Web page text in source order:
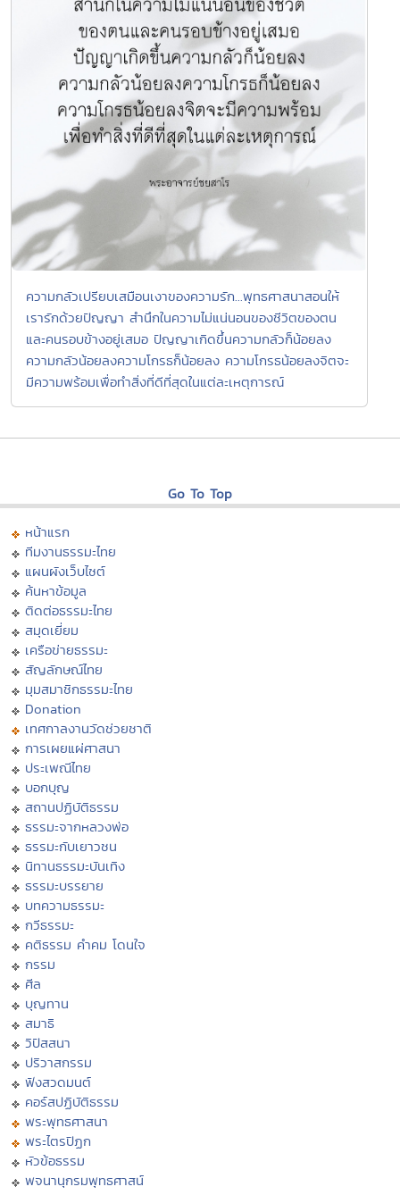
ความกลัวเปรียบเสมือนเงาของความรัก...พุทธศาสนาสอนให้
เรารักด้วยปัญญา สำนึกในความไม่แน่นอนของชีวิตของตน
และคนรอบข้างอยู่เสมอ ปัญญาเกิดขึ้นความกลัวก็น้อยลง
ความกลัวน้อยลงความโกรธก็น้อยลง ความโกรธน้อยลงจิตจะ
มีความพร้อมเพื่อทำสิ่งที่ดีที่สุดในแต่ละเหตุการณ์
Go To Top
หน้าแรก
ทีมงานธรรมะไทย
แผนผังเว็บไซต์
ค้นหาข้อมูล
ติดต่อธรรมะไทย
สมุดเยี่ยม
เครือข่ายธรรมะ
สัญลักษณ์ไทย
มุมสมาชิกธรรมะไทย
Donation
เทศกาลงานวัดช่วยชาติ
การเผยแผ่ศาสนา
ประเพณีไทย
บอกบุญ
สถานปฏิบัติธรรม
ธรรมะจากหลวงพ่อ
ธรรมะกับเยาวชน
นิทานธรรมะบันเทิง
ธรรมะบรรยาย
บทความธรรมะ
กวีธรรมะ
คติธรรม คำคม โดนใจ
กรรม
ศีล
บุญทาน
สมาธิ
วิปัสสนา
ปริวาสกรรม
ฟังสวดมนต์
คอร์สปฏิบัติธรรม
พระพุทธศาสนา
พระไตรปิฏก
หัวข้อธรรม
พจนานุกรมพุทธศาสน์